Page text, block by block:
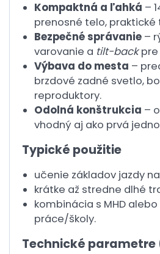
Kompaktná a ľahká –
prenosné telo,
Bezpečné správanie –
varovanie a tilt-backpre
Výbava do mesta –
brzdové zadné svetlo,
reproduktory.
Odolná konštrukcia –
vhodný aj ako prvá
Typické použitie
učenie základov jazdy
krátke až stredne dlhé
kombinácia s MHD
práce/školy.
Technické parametre